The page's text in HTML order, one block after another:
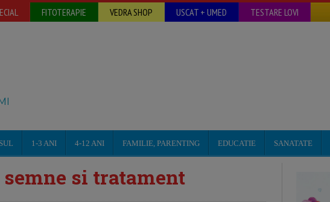
FITOTERAPIE VEDRA SHOP USCAT + UMED TESTARE LOVI
1-3 ANI 4-12 ANI FAMILIE, PARENTING EDUCATIE SANATATE
si tratament